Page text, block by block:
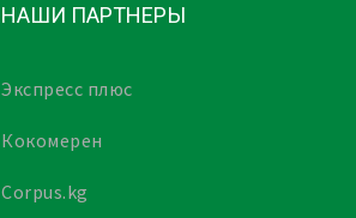
НАШИ ПАРТНЕРЫ
Экспресс плюс
Кокомерен
Corpus.kg